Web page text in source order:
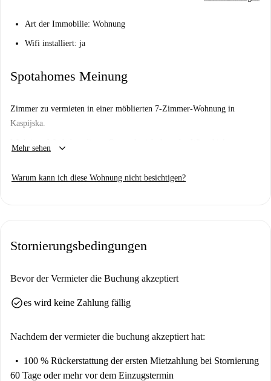
Art der Immobilie: Wohnung
Wifi installiert: ja
Spotahomes Meinung
Zimmer zu vermieten in einer möblierten 7-Zimmer-Wohnung in
Kaspijska.
Wichtig: - Wir haben diesen Ort noch nicht besucht. Wir schicken
Mehr sehen keyboard_arrow_down
Warum kann ich diese Wohnung nicht besichtigen?
Stornierungsbedingungen
Bevor der Vermieter die Buchung akzeptiert
check_circlees wird keine Zahlung fällig
Nachdem der vermieter die buchung akzeptiert hat:
100 % Rückerstattung der ersten Mietzahlung bei Stornierung
60 Tage oder mehr vor dem Einzugstermin